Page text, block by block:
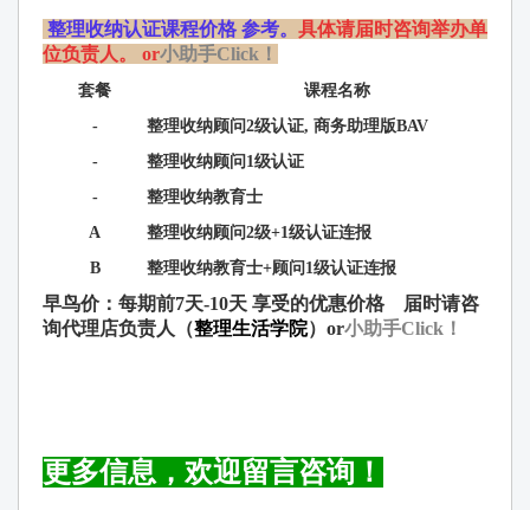
整理收纳认证课程价格 参考。 具体请届时咨询举办单
位负责人。
or小助手Click！
套餐 课程名称
-
整理收纳顾问2级认证, 商务助理版BAV
-
整理收纳顾问 1级认证
-
整理收纳教育士
A
整理收纳顾问2级+1级认证连报
B
整理收纳教育士+顾问 1级认证连报
早鸟价：每期前7天-10天 享受的优惠价格 届时请咨
询代理店负责人（整理生活学院）or小助手Click！
更多信息，欢迎留言咨询！